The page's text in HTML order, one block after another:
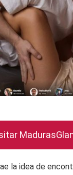
la idea de